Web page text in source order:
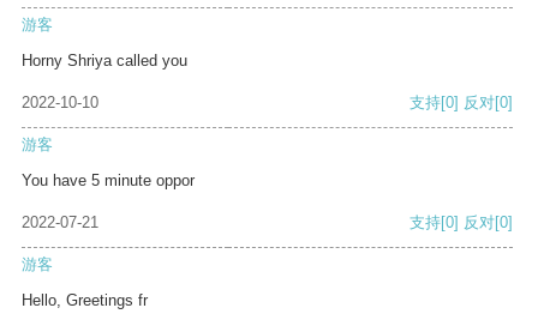
游客
Horny Shriya called you
2022-10-10 支持[0] 反对[0]
游客
You have 5 minute oppor
2022-07-21 支持[0] 反对[0]
游客
Hello, Greetings fr